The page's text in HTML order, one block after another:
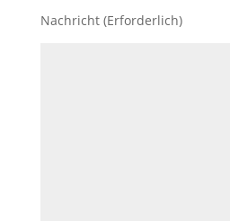
Nachricht (Erforderlich)